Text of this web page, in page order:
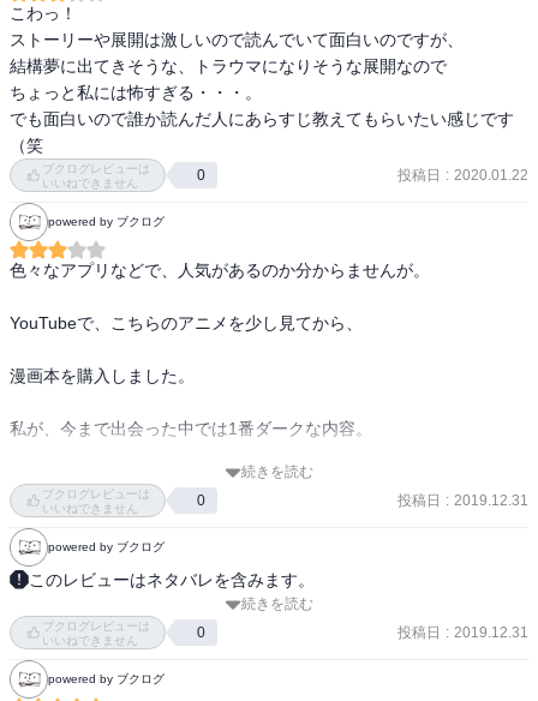
見つからないか………？！
誰かが裏切り者………？！
生き残れるか………？！
映画もやるらしいけどどうかな……
見ると思うけど…
----------------------------
2020.10.15追記
⚠️⚠️最終巻のネタバレが含まれてるので閲覧注意⚠️⚠️
とんでもない熱量のまま疾走した本作。
最高だった。
泣いた。
新たな約束のもと、ようやく人間の世界にとんで数年………エマの
行方がわからないノーマンやレイはずっとエマを探していて…
エマは自分の名前すらも忘れてひとり。
番衝撃を受けた。ハウスの子供達の天才的な知能にも要所要所でワ
クワクする。フィルの今後の展開も気になるところ。
ただ、最近はバトル漫画風になってきてるのが個人的にはあまりハ
マらない。
こわっ！
ストーリーや展開は激しいので読んでいて面白いのですが、
結構夢に出てきそうな、トラウマになりそうな展開なので
ちょっと私には怖すぎる・・・。
でも面白いので誰か読んだ人にあらすじ教えてもらいたい感じです
（笑
ブクログレビューは
いいねできません
0 投稿日 : 2020.01.22
powered by ブクログ
色々なアプリなどで、人気があるのか分からませんが。
YouTubeで、こちらのアニメを少し見てから、
漫画本を購入しました。
私が、今まで出会った中では1番ダークな内容。
最初、パラパラ読んだ時はビックリしました。。。
続きを読む
ブクログレビューは
いいねできません
0 投稿日 : 2019.12.31
powered by ブクログ
このレビューはネタバレを含みます。
再読＆レビューを書いていなかったので改めて書く。
エマとノーマンがコニーを見送ろうとして真実を知り、脱獄計画開
始。レイも仲間に引き入れる。
壁を越えるためのロープを調達（テーブルクロス）。発信機の存在
続きを読む
ブクログレビューは
いいねできません
0 投稿日 : 2019.12.31
powered by ブクログ